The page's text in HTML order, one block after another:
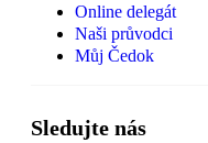
Online delegát
Naši průvodci
Můj Čedok
Sledujte nás